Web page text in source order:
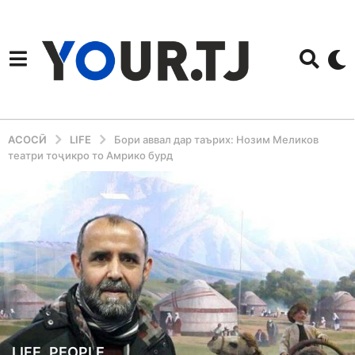
АСОСӢ LIFE
Бори аввал дар таърих: Нозим Меликов
театри тоҷикро то Амрико бурд
,